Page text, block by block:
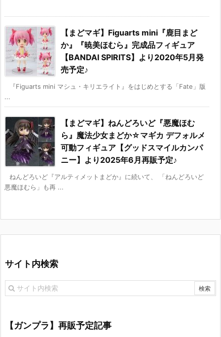
【まどマギ】Figuarts mini『鹿目まど
か』『暁美ほむら』完成品フィギュア
【BANDAI SPIRITS】より2020年5月発
売予定♪
『Figuarts mini マシュ・キリエライト』をはじめとする「Fate」版
...
【まどマギ】ねんどろいど『悪魔ほむ
ら』魔法少女まどか☆マギカ デフォルメ
可動フィギュア【グッドスマイルカンパ
ニー】より2025年6月再販予定♪
ねんどろいど『アルティメットまどか』に続いて、 「ねんどろいど
悪魔ほむら」も再 ...
サイト内検索
【ガンプラ】再販予定記事